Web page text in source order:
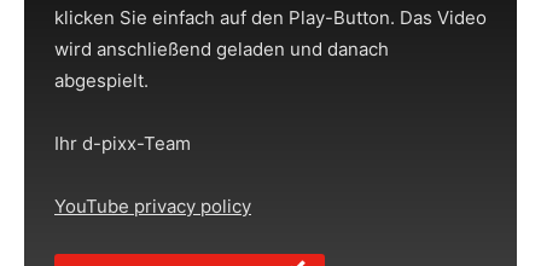
klicken Sie einfach auf den Play-Button. Das Video
wird anschließend geladen und danach
abgespielt.
Ihr d-pixx-Team
YouTube privacy policy